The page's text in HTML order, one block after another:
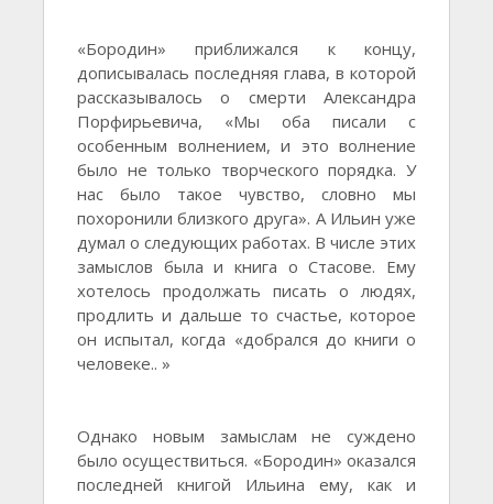
«Бородин» приближался к концу,
дописывалась последняя глава, в которой
рассказывалось о смерти Александра
Порфирьевича, «Мы оба писали с
особенным волнением, и это волнение
было не только творческого порядка. У
нас было такое чувство, словно мы
похоронили близкого друга». А Ильин уже
думал о следующих работах. В числе этих
замыслов была и книга о Стасове. Ему
хотелось продолжать писать о людях,
продлить и дальше то счастье, которое
он испытал, когда «добрался до книги о
человеке.. »
Однако новым замыслам не суждено
было осуществиться. «Бородин» оказался
последней книгой Ильина ему, как и